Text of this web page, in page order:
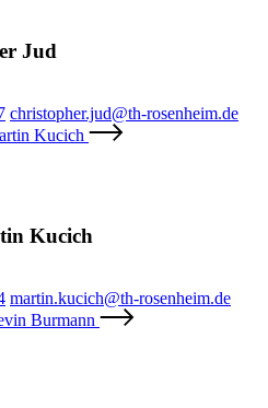
Jud
christopher.jud@th-rosenheim.de
Kucich
Kucich
martin.kucich@th-rosenheim.de
Burmann